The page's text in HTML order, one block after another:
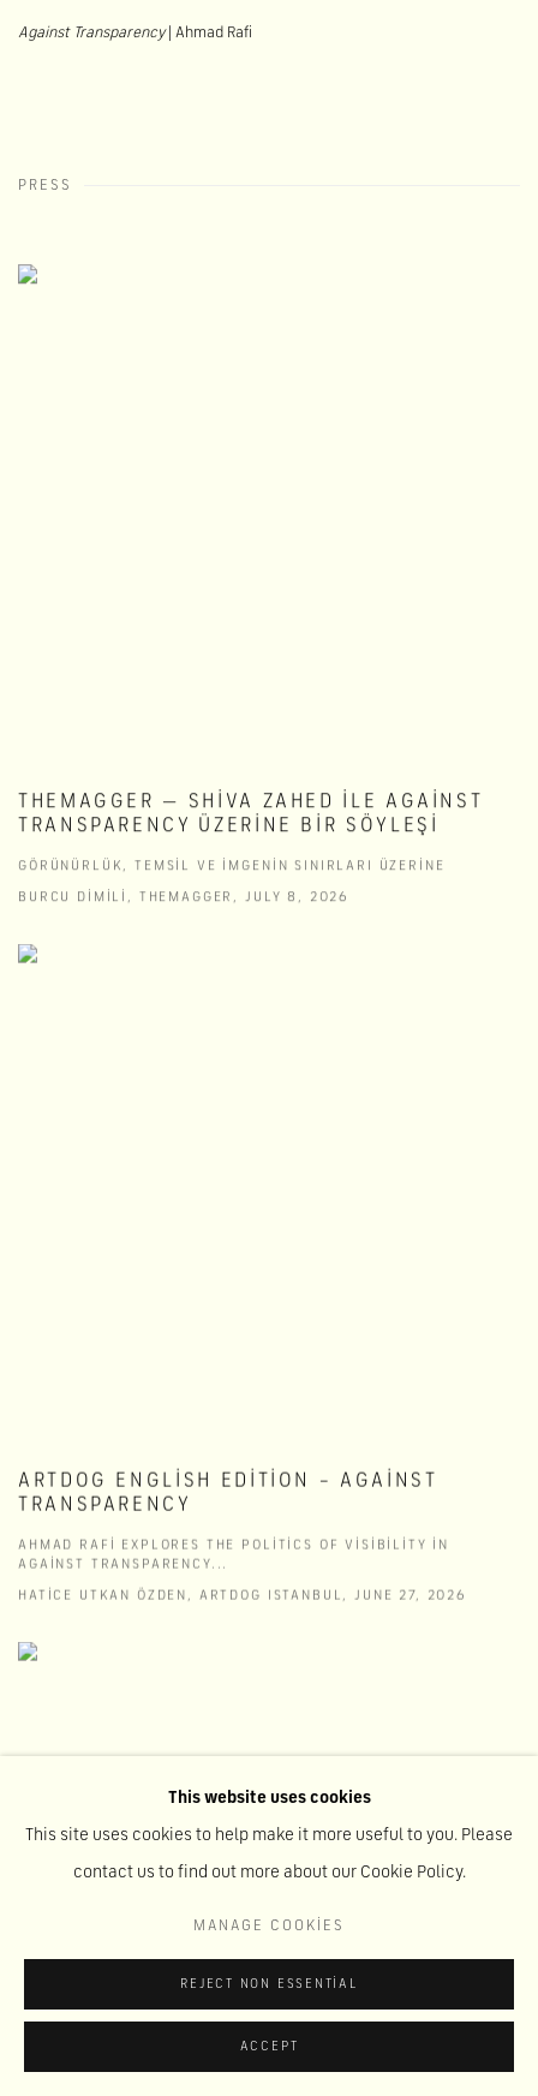
Against Transparency| Ahmad Rafi
PRESS
THEMAGGER — SHIVA ZAHED ILE AGAINST
TRANSPARENCY ÜZERINE BIR SÖYLEŞI
GÖRÜNÜRLÜK, TEMSIL VE IMGENIN SINIRLARI ÜZERINE
BURCU DIMILI, THEMAGGER, JULY 8, 2026
ARTDOG ENGLISH EDITION – AGAINST
TRANSPARENCY
AHMAD RAFI EXPLORES THE POLITICS OF VISIBILITY IN
AGAINST TRANSPARENCY...
HATICE UTKAN ÖZDEN, ARTDOG ISTANBUL, JUNE 27, 2026
This website uses cookies
This site uses cookies to help make it more useful to you. Please
contact us to find out more about our Cookie Policy.
MANAGE COOKIES
REJECT NON ESSENTIAL
ACCEPT